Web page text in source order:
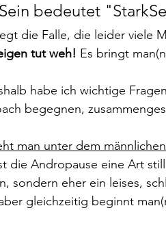
bedeutet
die Falle, die leider viele
tut weh! Es bringt
habe ich wichtige
begegnen,
man unter dem
die Andropause eine Art
sondern eher ein leises,
gleichzeitig beginnt